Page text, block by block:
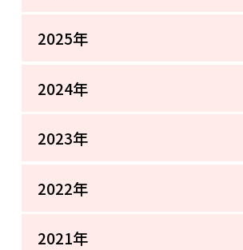
2025年
2024年
2023年
2022年
2021年